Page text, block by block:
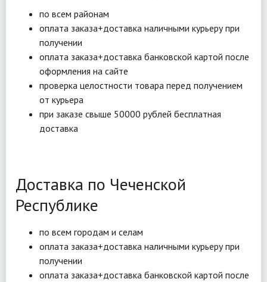
по всем районам
оплата заказа+доставка наличными курьеру при
получении
оплата заказа+доставка банковской картой после
оформления на сайте
проверка целостности товара перед получением
от курьера
при заказе свыше 50000 рублей бесплатная
доставка
Доставка по Чеченской
Республике
по всем городам и селам
оплата заказа+доставка наличными курьеру при
получении
оплата заказа+доставка банковской картой после